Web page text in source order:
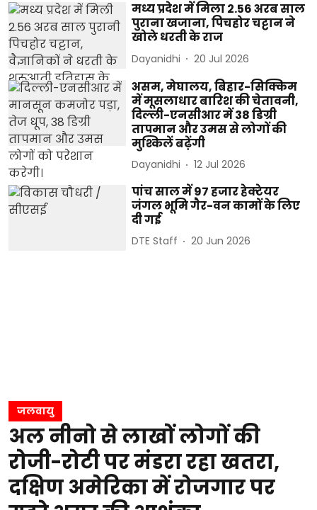
मध्य प्रदेश में मिला 2.56 अरब साल
पुराना खजाना, पिचहोर चट्टान ने
खोले धरती के राज
Dayanidhi 20 Jul 2026
असम, मेघालय, बिहार-सिक्किम
में मूसलाधार बारिश की चेतावनी,
दिल्ली-एनसीआर में 38 डिग्री
तापमान और उमस से लोगों की
मुश्किलें बढ़ेंगी
Dayanidhi 12 Jul 2026
पांच साल में 97 हजार हेक्टेयर
जंगल भूमि गैर-वन कामों के लिए
दी गई
DTE Staff 20 Jun 2026
जलवायु
अल नीनो से लाखों लोगों की
रोजी-रोटी पर मंडरा रहा खतरा,
दक्षिण अमेरिका में रोजगार पर